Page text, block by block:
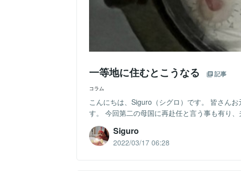
一等地に住むとこうなる 記事
コラム
こんにちは、Siguro（シグロ）です。 皆さん
す。 今回第二の母国に再赴任と言う事も有り
Siguro
2022/03/17 06:28